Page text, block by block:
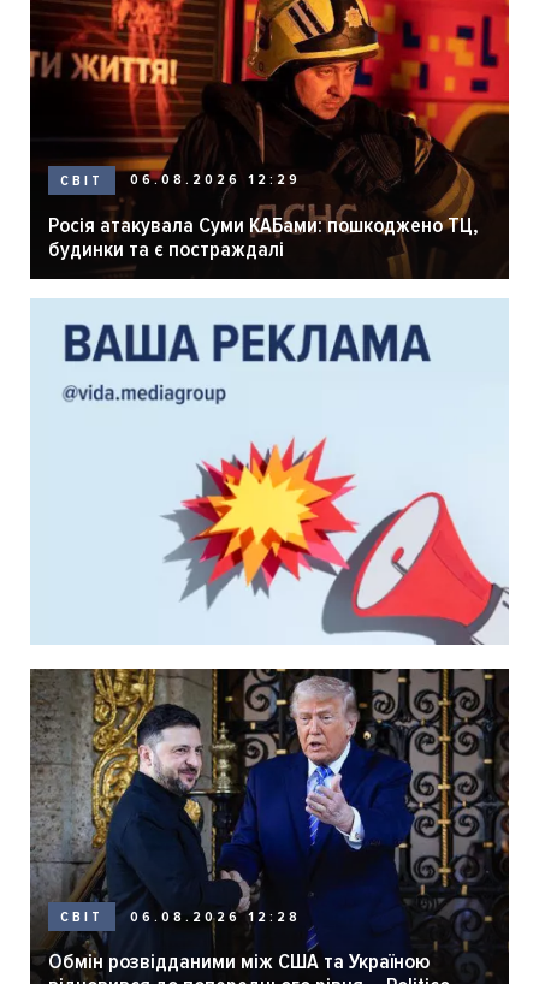
СВІТ 06.08.2026 12:29
Росія атакувала Суми КАБами: пошкоджено ТЦ,
будинки та є постраждалі
СВІТ 06.08.2026 12:28
Обмін розвідданими між США та Україною